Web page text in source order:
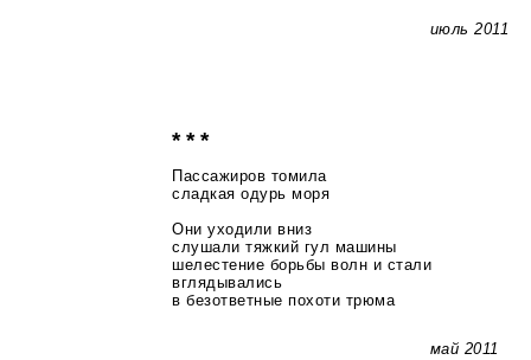
июль 2011
* * *
Пассажиров томила
сладкая одурь моря
Они уходили вниз
слушали тяжкий гул машины
шелестение борьбы волн и стали
вглядывались
в безответные похоти трюма
май 2011